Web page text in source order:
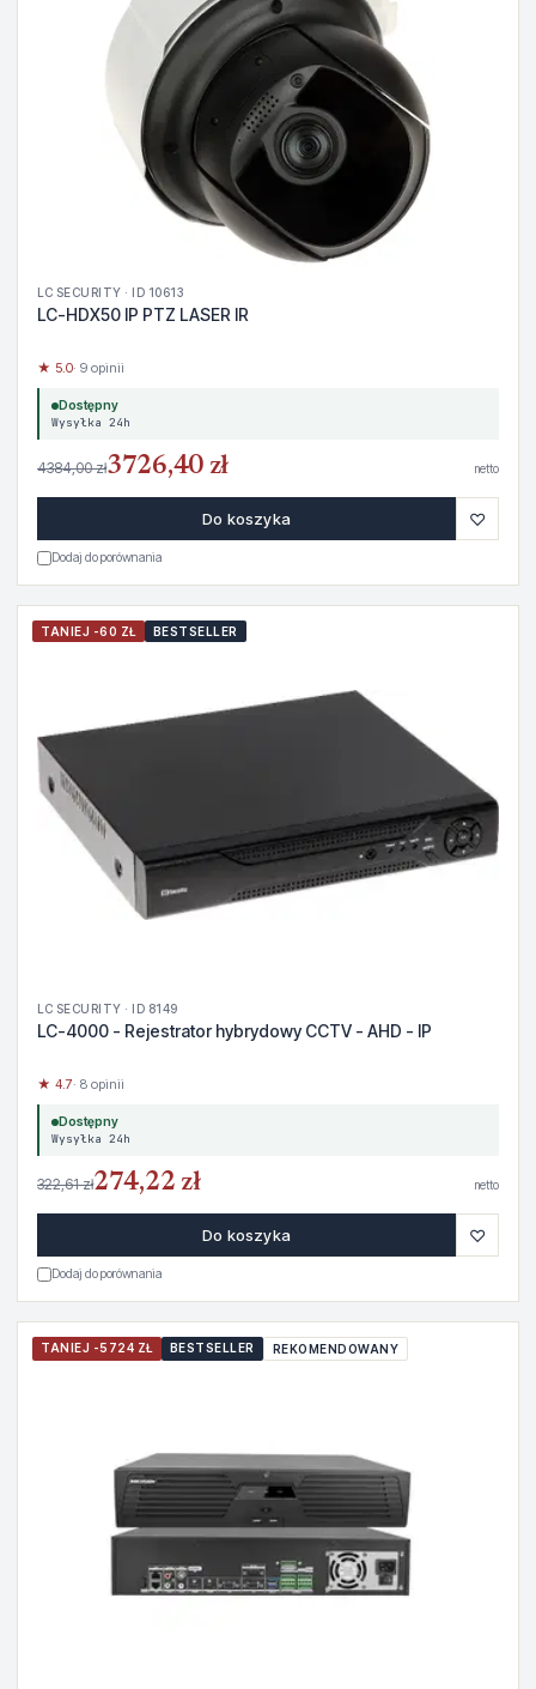
LC SECURITY · ID 10613
LC-HDX50 IP PTZ LASER IR
★ 5.0· 9 opinii
Dostępny
Wysyłka 24h
4384,00 zł3726,40 zł netto
Do koszyka ♡
Dodaj do porównania
TANIEJ -60 ZŁ BESTSELLER
LC SECURITY · ID 8149
LC-4000 - Rejestrator hybrydowy CCTV - AHD - IP
★ 4.7· 8 opinii
Dostępny
Wysyłka 24h
322,61 zł274,22 zł netto
Do koszyka ♡
Dodaj do porównania
TANIEJ -5724 ZŁ BESTSELLER REKOMENDOWANY